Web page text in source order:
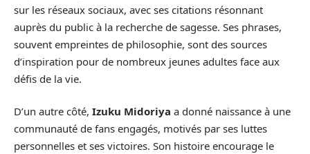
sur les réseaux sociaux, avec ses citations résonnant
auprès du public à la recherche de sagesse. Ses phrases,
souvent empreintes de philosophie, sont des sources
d’inspiration pour de nombreux jeunes adultes face aux
défis de la vie.
D’un autre côté, Izuku Midoriya a donné naissance à une
communauté de fans engagés, motivés par ses luttes
personnelles et ses victoires. Son histoire encourage le